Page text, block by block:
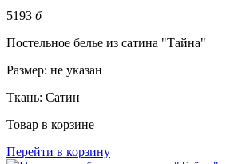
5193 б
Постельное белье из сатина "Тайна"
Размер: не указан
Ткань: Сатин
Товар в корзине
Перейти в корзину